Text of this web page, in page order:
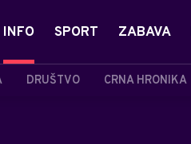
INFO
DRUŠTVO CRNA HRONIKA
SPORT ZABAVA